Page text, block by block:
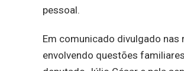
pessoal.
Em comunicado divulgado
envolvendo questões